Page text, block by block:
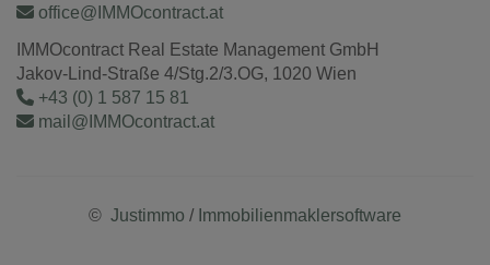
office@IMMOcontract.at
IMMOcontract Real Estate Management GmbH
Jakov-Lind-Straße 4/Stg.2/3.OG, 1020 Wien
+43 (0) 1 587 15 81
mail@IMMOcontract.at
© Justimmo / Immobilienmaklersoftware